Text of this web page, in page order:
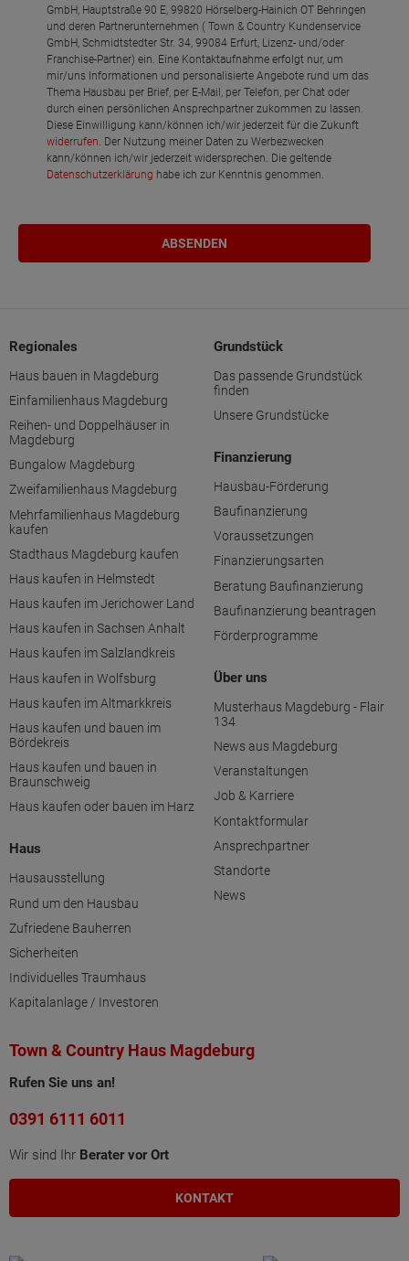
GmbH, Hauptstraße 90 E, 99820 Hörselberg-Hainich OT Behringen
und deren Partnerunternehmen ( Town & Country Kundenservice
GmbH, Schmidtstedter Str. 34, 99084 Erfurt, Lizenz- und/oder
Franchise-Partner) ein. Eine Kontaktaufnahme erfolgt nur, um
mir/uns Informationen und personalisierte Angebote rund um das
Thema Hausbau per Brief, per E-Mail, per Telefon, per Chat oder
durch einen persönlichen Ansprechpartner zukommen zu lassen.
Diese Einwilligung kann/können ich/wir jederzeit für die Zukunft
widerrufen . Der Nutzung meiner Daten zu Werbezwecken
kann/können ich/wir jederzeit widersprechen. Die geltende
Datenschutzerklärung habe ich zur Kenntnis genommen.
Regionales
Haus bauen in Magdeburg
Einfamilienhaus Magdeburg
Reihen- und Doppelhäuser in
Magdeburg
Bungalow Magdeburg
Zweifamilienhaus Magdeburg
Mehrfamilienhaus Magdeburg
kaufen
Stadthaus Magdeburg kaufen
Haus kaufen in Helmstedt
Haus kaufen im Jerichower Land
Haus kaufen in Sachsen Anhalt
Haus kaufen im Salzlandkreis
Haus kaufen in Wolfsburg
Haus kaufen im Altmarkkreis
Haus kaufen und bauen im
Bördekreis
Haus kaufen und bauen in
Braunschweig
Haus kaufen oder bauen im Harz
Haus
Hausausstellung
Rund um den Hausbau
Zufriedene Bauherren
Sicherheiten
Individuelles Traumhaus
Kapitalanlage / Investoren
Grundstück
Das passende Grundstück
finden
Unsere Grundstücke
Finanzierung
Hausbau-Förderung
Baufinanzierung
Voraussetzungen
Finanzierungsarten
Beratung Baufinanzierung
Baufinanzierung beantragen
Förderprogramme
Über uns
Musterhaus Magdeburg - Flair
134
News aus Magdeburg
Veranstaltungen
Job & Karriere
Kontaktformular
Ansprechpartner
Standorte
News
Town & Country Haus Magdeburg
Rufen Sie uns an!
0391 6111 6011
Wir sind Ihr Berater vor Ort
KONTAKT